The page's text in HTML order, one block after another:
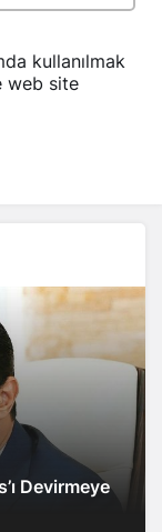
kullanılmak
web site
Devirmeye